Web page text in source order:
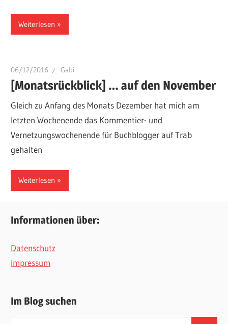
Weiterlesen
06/12/2016 Gabi
[Monatsrückblick] … auf den November
Gleich zu Anfang des Monats Dezember hat mich am
letzten Wochenende das Kommentier- und
Vernetzungswochenende für Buchblogger auf Trab
gehalten
Weiterlesen
Informationen über:
Datenschutz
Impressum
Im Blog suchen